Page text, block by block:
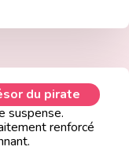
du pirate
suspense.
renforcé